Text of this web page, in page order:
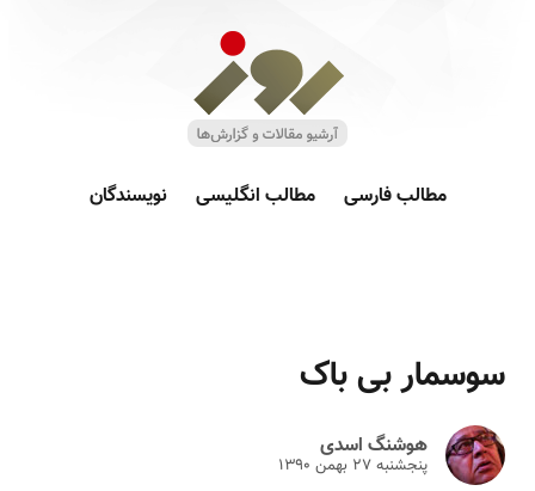
مطالب فارسی مطالب انگلیسی نویسندگان
سوسمار بی باک
هوشنگ اسدی
پنجشنبه ۲۷ بهمن ۱۳۹۰